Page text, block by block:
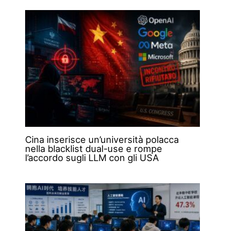
Cina inserisce un’università polacca
nella blacklist dual-use e rompe
l’accordo sugli LLM con gli USA